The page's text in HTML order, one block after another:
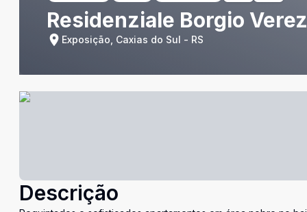
Residenziale Borgio
Exposição, Caxias do Sul - RS
Descrição